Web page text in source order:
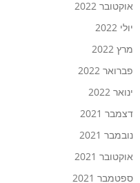
אוקטובר 2022
יולי 2022
מרץ 2022
פברואר 2022
ינואר 2022
דצמבר 2021
נובמבר 2021
אוקטובר 2021
ספטמבר 2021